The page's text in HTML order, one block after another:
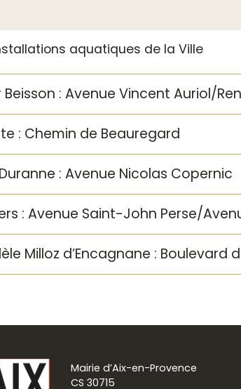
aquatiques de la Ville
Beisson : Avenue Vincent Auriol/
: Chemin de Beauregard
: Avenue Nicolas Copernic
: Avenue Saint-John Perse/
Milloz d’Encagnane : Boulevard
Mairie d’Aix-en-Provence
CS 30715